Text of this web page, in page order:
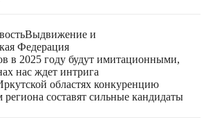
Выдвижение и
Федерация
в 2025 году будут имитационными,
нас ждет интрига
областях конкуренцию
составят сильные кандидаты